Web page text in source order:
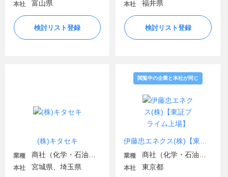
本社 富山県
検討リスト登録
本社 福井県
検討リスト登録
(株)キタセキ
業種
本社 宮城県、埼玉県
閲覧中の企業と本社が同じ
業種
本社 東京都